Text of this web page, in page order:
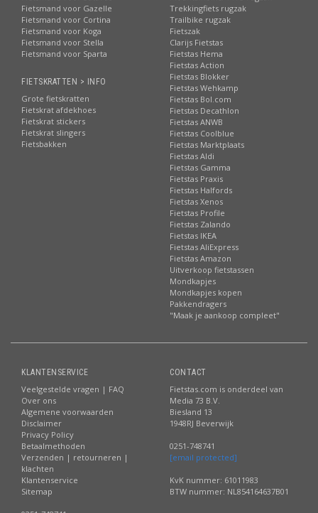
Fietsmand voor Gazelle
Fietsmand voor Cortina
Fietsmand voor Koga
Fietsmand voor Stella
Fietsmand voor Sparta
FIETSKRATTEN > INFO
Grote fietskratten
Fietskrat afdekhoes
Fietskrat stickers
Fietskrat slingers
Fietsbakken
Trekkingfiets rugzak
Trailbike rugzak
Fietszak
Clarijs Fietstas
Fietstas Hema
Fietstas Action
Fietstas Blokker
Fietstas Wehkamp
Fietstas Bol.com
Fietstas Decathlon
Fietstas ANWB
Fietstas Coolblue
Fietstas Marktplaats
Fietstas Aldi
Fietstas Gamma
Fietstas Praxis
Fietstas Halfords
Fietstas Xenos
Fietstas Profile
Fietstas Zalando
Fietstas IKEA
Fietstas AliExpress
Fietstas Amazon
Uitverkoop fietstassen
Mondkapjes
Mondkapjes kopen
Pakkendragers
"Maak je aankoop compleet"
KLANTENSERVICE
Veelgestelde vragen | FAQ
Over ons
Algemene voorwaarden
Disclaimer
Privacy Policy
Betaalmethoden
Verzenden | retourneren |
klachten
Klantenservice
Sitemap
CONTACT
Fietstas.com is onderdeel van
Media 73 B.V.
Biesland 13
1948RJ Beverwijk
0251-748741
[email protected]
KvK nummer: 61011983
BTW nummer: NL854164637B01